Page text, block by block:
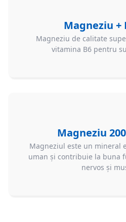
Magneziu +
Magneziu de calitate
vitamina B6 pentru
Magneziu
Magneziul este un mineral
uman și contribuie la buna
nervos și